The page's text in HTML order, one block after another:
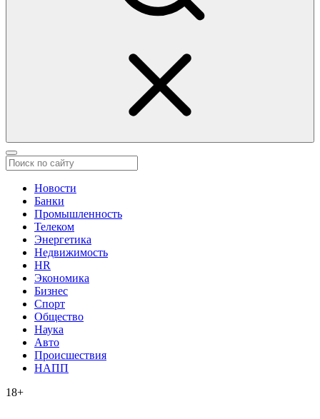
Новости
Банки
Промышленность
Телеком
Энергетика
Недвижимость
HR
Экономика
Бизнес
Спорт
Общество
Наука
Авто
Происшествия
НАПП
18+